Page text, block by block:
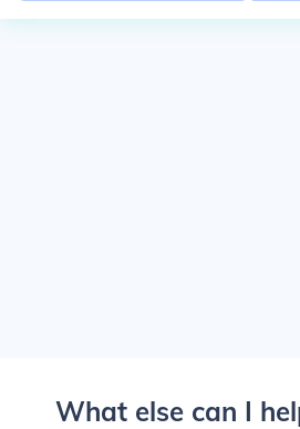
What else can I